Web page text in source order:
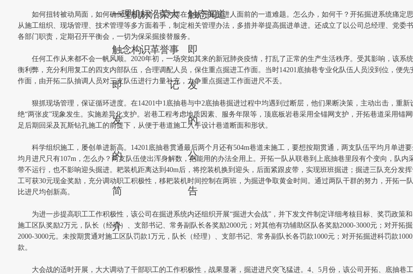
一
触
即
发
的
简
介
理
念
机
构
标
识
沿
革
荣
誉
大
事
记
触
即
发
的
公
告
态闻道
如何扭转被动局面，如何确保采掘接替？成为摆在全体开拓掘进人面前的一道难题。怎么办，如何干？开拓掘进系统痛定
从施工组织、现场管理、技术管理等多方面着手，制定相关管理办法，多措并举提高掘进单进。还成立了以公司总经理、党
各部门职责，定期召开平衡会，一切为保采掘接替服务。
任何工作从来都不会一帆风顺。2020年初，一场突如其来的新冠肺炎疫情，打乱了正常的生产生活秩序。受其影响，该
衡利弊，充分利用复工的四支内部队伍，合理调配人员，保住重点掘进工作面。当时14201底抽巷专业化队伍人员没到位，便
作面，由开拓二队抽调人员对三支队伍进行力量补充，力争重点掘进工作面进尺不丢。
狠抓现场管理，保证循环进度。在14201中1底抽巷与中2底抽巷掘进过程中均遇到过断层，他们果断决策，主动出击，重
绝“两张皮”现象发生。实施差异化支护。岩巷工程考虑地质因素、服务年限等，顶底板岩巷采用全锚网支护，开拓巷道采用
足后期回采及瓦斯钻孔施工的前提下，从便于巷道施工入手设计巷道断面和形状。
科学组织施工，屡创单进新高。14201底抽巷贯通最后两个月还有504m巷道未施工，要想按期贯通，两支队伍平均月单进
均月进尺只有107m，怎么办？两支队伍使出浑身解数，把能用的办法全用上。开拓一队从联巷到上底抽巷里段有个变向，队
带不运行，也不影响迎头掘进。耙装机距离达到40m后，将挖装机换到迎头，后面紧跟皮带，实现班班掘进；掘进三队充分发
工可获30元现金奖励，充分调动职工积极性，移耙装机时间控制在两班，为掘进争取黄金时间。通过两队干群的努力，开拓一
比进尺均创新高。
为进一步提高职工工作积极性，该公司在掘进系统内还组织开展“掘进大会战”，并下发文件制定详细考核目标、奖罚政
施工区队奖励2万元，队长（经理）、支部书记、常务副队长各奖励2000元；对其他有功辅助区队各奖励2000-3000元；对开拓
2000-3000元。未按期贯通对施工区队罚款1万元，队长（经理）、支部书记、常务副队长各罚款1000元；对开拓掘进科罚款
款。
大会战的适时开展，大大调动了干部职工的工作积极性，战果显著，掘进进尺突飞猛进。4、5月份，该公司开拓、底抽巷